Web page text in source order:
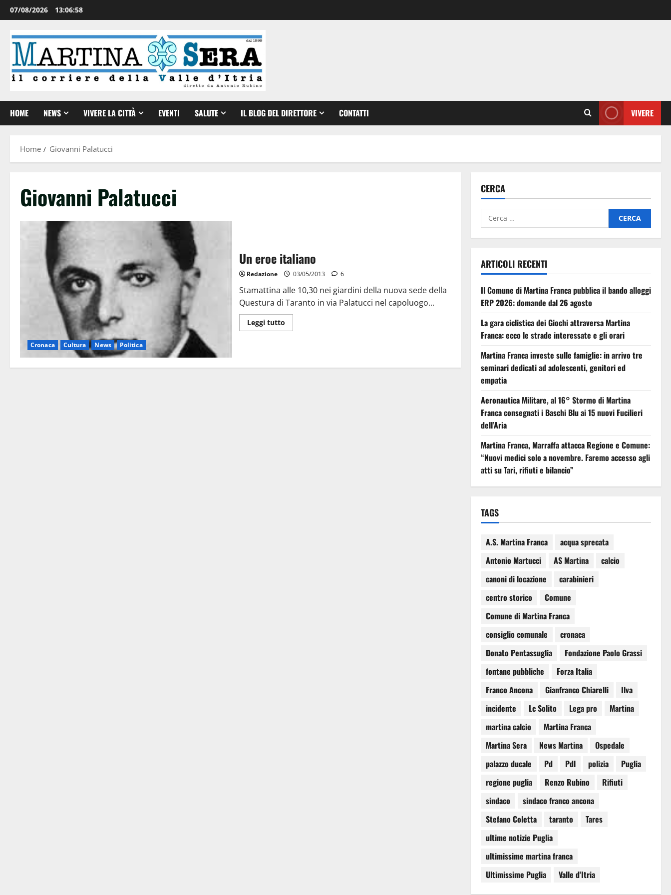
07/08/2026 13:06:59
HOME NEWS VIVERE LA CITTÀ EVENTI SALUTE IL BLOG DEL DIRETTORE CONTATTI VIVERE
Home Giovanni Palatucci
Giovanni Palatucci
Cronaca Cultura News Politica
Un eroe italiano
Redazione 03/05/2013 6
Stamattina alle 10,30 nei giardini della nuova sede della
Questura di Taranto in via Palatucci nel capoluogo...
Leggi tutto
CERCA
ARTICOLI RECENTI
Il Comune di Martina Franca pubblica il bando alloggi
ERP 2026: domande dal 26 agosto
La gara ciclistica dei Giochi attraversa Martina
Franca: ecco le strade interessate e gli orari
Martina Franca investe sulle famiglie: in arrivo tre
seminari dedicati ad adolescenti, genitori ed
empatia
Aeronautica Militare, al 16° Stormo di Martina
Franca consegnati i Baschi Blu ai 15 nuovi Fucilieri
dell’Aria
Martina Franca, Marraffa attacca Regione e Comune:
“Nuovi medici solo a novembre. Faremo accesso agli
atti su Tari, rifiuti e bilancio”
TAGS
A.S. Martina Franca
acqua sprecata
Antonio Martucci
AS Martina
calcio
canoni di locazione
carabinieri
centro storico
Comune
Comune di Martina Franca
consiglio comunale
cronaca
Donato Pentassuglia
Fondazione Paolo Grassi
fontane pubbliche
Forza Italia
Franco Ancona
Gianfranco Chiarelli
Ilva
incidente
Lc Solito Lega pro
Martina
martina calcio
Martina Franca
Martina Sera
News Martina
Ospedale
palazzo ducale
Pd Pdl polizia
Puglia
regione puglia
Renzo Rubino
Rifiuti
sindaco
sindaco franco ancona
Stefano Coletta
taranto
Tares
ultime notizie Puglia
ultimissime martina franca
Ultimissime Puglia
Valle d'Itria